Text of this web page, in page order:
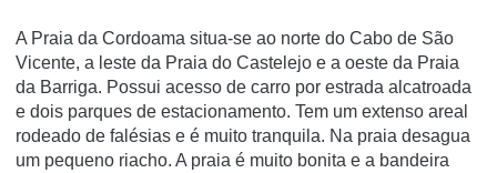
A Praia da Cordoama situa-se ao norte do Cabo de São
Vicente, a leste da Praia do Castelejo e a oeste da Praia
da Barriga. Possui acesso de carro por estrada alcatroada
e dois parques de estacionamento. Tem um extenso areal
rodeado de falésias e é muito tranquila. Na praia desagua
um pequeno riacho. A praia é muito bonita e a bandeira